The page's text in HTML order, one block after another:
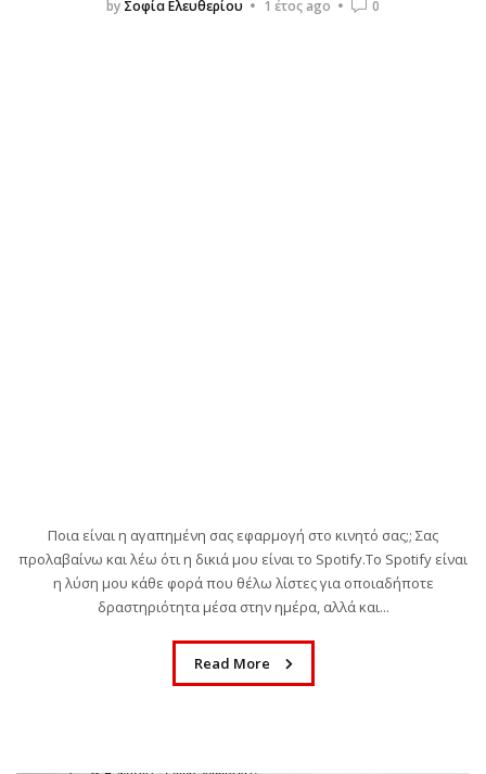
by Σοφία Ελευθερίου 1 έτος ago 0
Ποια είναι η αγαπημένη σας εφαρμογή στο κινητό σας;; Σας
προλαβαίνω και λέω ότι η δικιά μου είναι το Spotify.Το Spotify είναι
η λύση μου κάθε φορά που θέλω λίστες για οποιαδήποτε
δραστηριότητα μέσα στην ημέρα, αλλά και...
Read More